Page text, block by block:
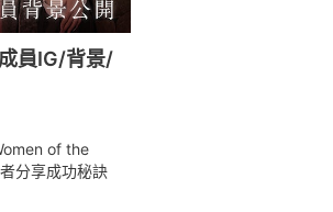
員IG/背景/
of the
分享成功秘訣